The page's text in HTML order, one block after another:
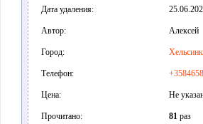
Дата удаления:
Автор: Алексей
Город:
Телефон:
Цена: Не
Прочитано: 81раз